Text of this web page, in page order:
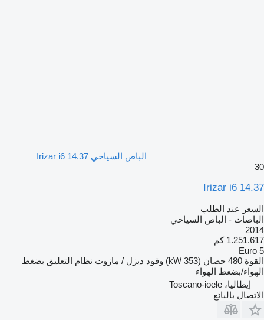
الباص السياحي Irizar i6 14.37
30
Irizar i6 14.37
السعر عند الطلب
الباصات - الباص السياحي
2014
1.251.617 كم
Euro 5
القوة 480 حصان (353 kW) وقود ديزل / مازوت نظام التعليق بضغط
الهواء/بضغط الهواء
إيطاليا، Toscano-ioele
الاتصال بالبائع